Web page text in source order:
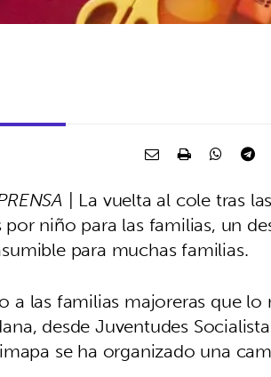
| La vuelta al cole tras
niño para las familias, un
para muchas familias.
a las familias majoreras que
desde Juventudes
se ha organizado una